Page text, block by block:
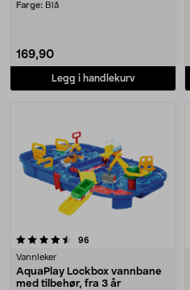
Farge: Blå
169,90
Legg i handlekurv
96
Vannleker
AquaPlay Lockbox vannbane
med tilbehør, fra 3 år
4.5 av 5 stjerner